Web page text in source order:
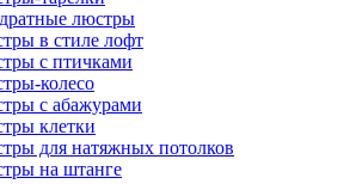
люстры
в стиле лофт
с птичками
колесо
с абажурами
клетки
для натяжных потолков
на штанге